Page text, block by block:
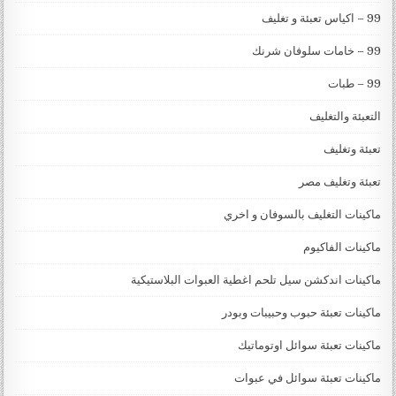
99 – اكياس تعبئة و تغليف
99 – خامات سلوفان شرنك
99 – طبات
التعبئة والتغليف
تعبئة وتغليف
تعبئة وتغليف مصر
ماكينات التغليف بالسوفان و اخري
ماكينات الفاكيوم
ماكينات اندكشن سيل تلحم اغطية العبوات البلاستيكية
ماكينات تعبئة حبوب وحبيبات وبودر
ماكينات تعبئة سوائل اوتوماتيك
ماكينات تعبئة سوائل في عبوات